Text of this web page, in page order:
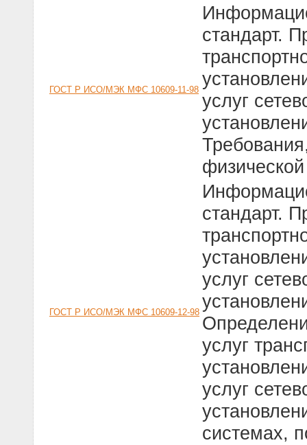
ГОСТ Р ИСО/МЭК МФС 10609-11-98
стандарт.
услуг
ГОСТ Р ИСО/МЭК МФС 10609-12-98
стандарт.
услуг
услуг
услуг
системах,